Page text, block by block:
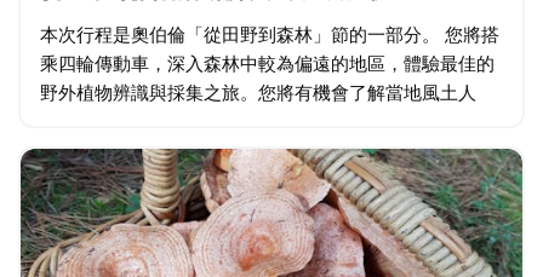
本次行程是奧伯倫「從田野到森林」節的一部分。 您將搭
乘四輪傳動車，深入森林中較為偏遠的地區，體驗最佳的
野外植物辨識與採集之旅。您將有機會了解當地風土人
樂趣。 您可以親自採集、採摘或拍攝野生蘑菇…